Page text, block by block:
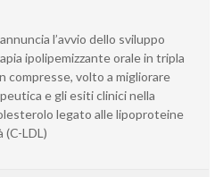
l’avvio dello sviluppo
ipolipemizzante orale in tripla
compresse, volto a migliorare
e gli esiti clinici nella
legato alle lipoproteine
(C-LDL)